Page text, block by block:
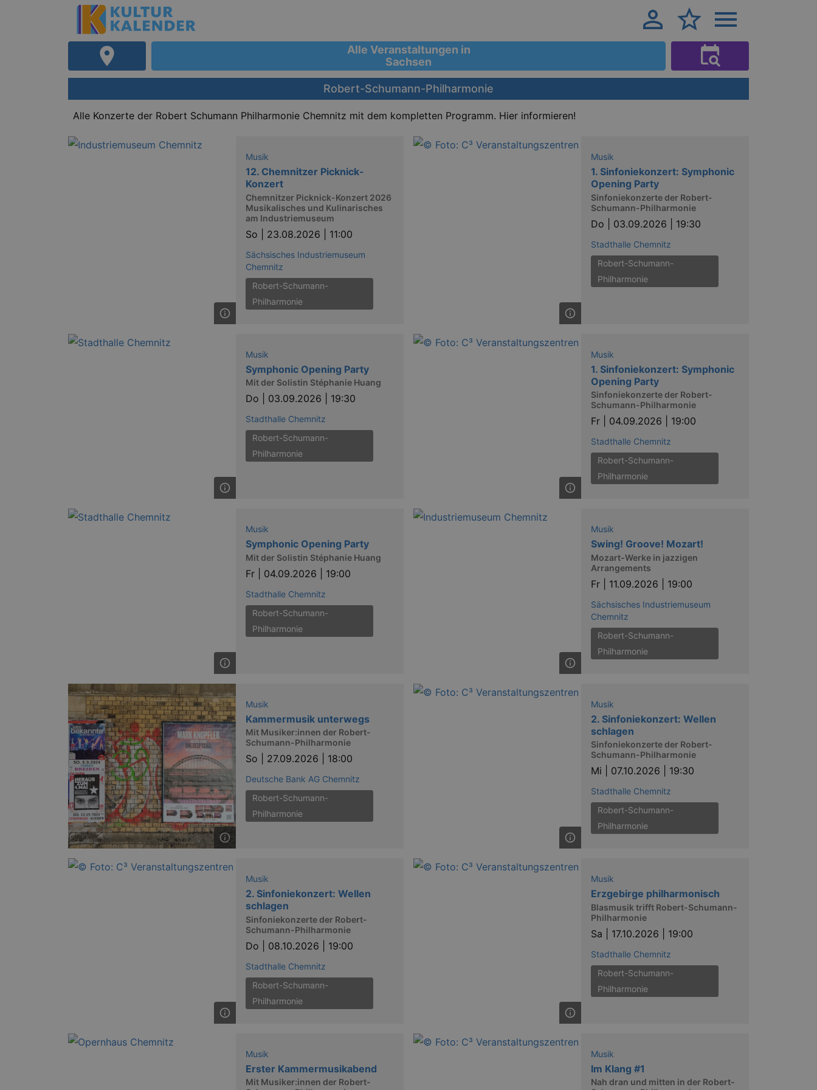
Alle Veranstaltungen in
Sachsen
Robert-Schumann-Philharmonie
Alle Konzerte der Robert Schumann Philharmonie Chemnitz mit dem kompletten Programm. Hier informieren!
Musik
12. Chemnitzer Picknick-
Konzert
Chemnitzer Picknick-Konzert 2026
Musikalisches und Kulinarisches
am Industriemuseum
So | 23.08.2026 | 11:00
Sächsisches Industriemuseum
Chemnitz
Robert-Schumann-
Philharmonie
Musik
1. Sinfoniekonzert: Symphonic
Opening Party
Sinfoniekonzerte der Robert-
Schumann-Philharmonie
Do | 03.09.2026 | 19:30
Stadthalle Chemnitz
Robert-Schumann-
Philharmonie
Musik
Symphonic Opening Party
Mit der Solistin Stéphanie Huang
Do | 03.09.2026 | 19:30
Stadthalle Chemnitz
Robert-Schumann-
Philharmonie
Musik
1. Sinfoniekonzert: Symphonic
Opening Party
Sinfoniekonzerte der Robert-
Schumann-Philharmonie
Fr | 04.09.2026 | 19:00
Stadthalle Chemnitz
Robert-Schumann-
Philharmonie
Musik
Symphonic Opening Party
Mit der Solistin Stéphanie Huang
Fr | 04.09.2026 | 19:00
Stadthalle Chemnitz
Robert-Schumann-
Philharmonie
Musik
Swing! Groove! Mozart!
Mozart-Werke in jazzigen
Arrangements
Fr | 11.09.2026 | 19:00
Sächsisches Industriemuseum
Chemnitz
Robert-Schumann-
Philharmonie
Musik
Kammermusik unterwegs
Mit Musiker:innen der Robert-
Schumann-Philharmonie
So | 27.09.2026 | 18:00
Deutsche Bank AG Chemnitz
Robert-Schumann-
Philharmonie
Musik
2. Sinfoniekonzert: Wellen
schlagen
Sinfoniekonzerte der Robert-
Schumann-Philharmonie
Mi | 07.10.2026 | 19:30
Stadthalle Chemnitz
Robert-Schumann-
Philharmonie
Musik
2. Sinfoniekonzert: Wellen
schlagen
Sinfoniekonzerte der Robert-
Schumann-Philharmonie
Do | 08.10.2026 | 19:00
Stadthalle Chemnitz
Robert-Schumann-
Philharmonie
Musik
Erzgebirge philharmonisch
Blasmusik trifft Robert-Schumann-
Philharmonie
Sa | 17.10.2026 | 19:00
Stadthalle Chemnitz
Robert-Schumann-
Philharmonie
Musik
Erster Kammermusikabend
Mit Musiker:innen der Robert-
Musik
Im Klang #1
Nah dran und mitten in der Robert-